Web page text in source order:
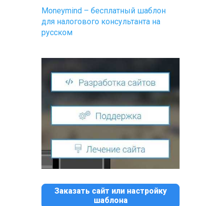
Moneymind – бесплатный шаблон
для налогового консультанта на
русском
Заказать сайт или настройку
шаблона